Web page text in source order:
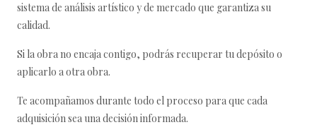
sistema de análisis artístico y de mercado que garantiza su
calidad.
Si la obra no encaja contigo, podrás recuperar tu depósito o
aplicarlo a otra obra.
Te acompañamos durante todo el proceso para que cada
adquisición sea una decisión informada.